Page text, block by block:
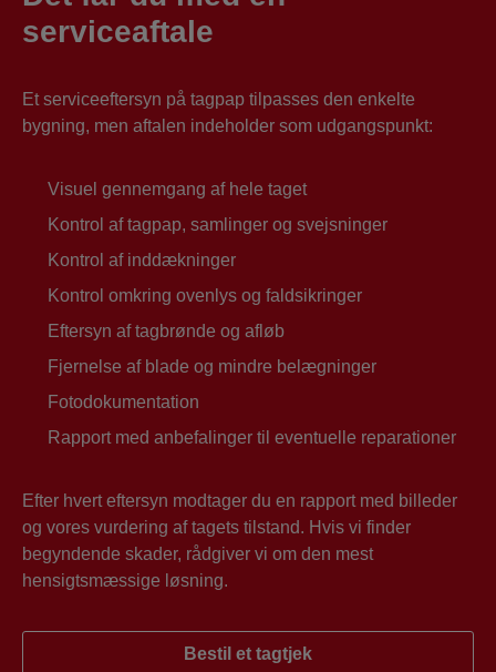
serviceaftale
Et serviceeftersyn på tagpap tilpasses den enkelte
bygning, men aftalen indeholder som udgangspunkt:
Visuel gennemgang af hele taget
Kontrol af tagpap, samlinger og svejsninger
Kontrol af inddækninger
Kontrol omkring ovenlys og faldsikringer
Eftersyn af tagbrønde og afløb
Fjernelse af blade og mindre belægninger
Fotodokumentation
Rapport med anbefalinger til eventuelle reparationer
Efter hvert eftersyn modtager du en rapport med billeder
og vores vurdering af tagets tilstand. Hvis vi finder
begyndende skader, rådgiver vi om den mest
hensigtsmæssige løsning.
Bestil et tagtjek